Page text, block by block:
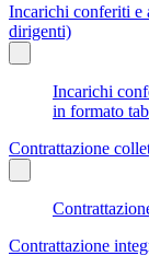
Incarichi conferiti e
dirigenti)
Incarichi
in formato
Contrattazione
Contrattazione